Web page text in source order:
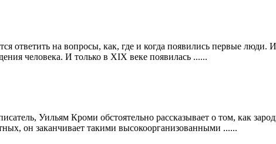
ответить на вопросы, как, где и когда появились первые люди.
человека. И только в XIX веке появилась ......
Уильям Кроми обстоятельно рассказывает о том, как
он заканчивает такими высокоорганизованными ......